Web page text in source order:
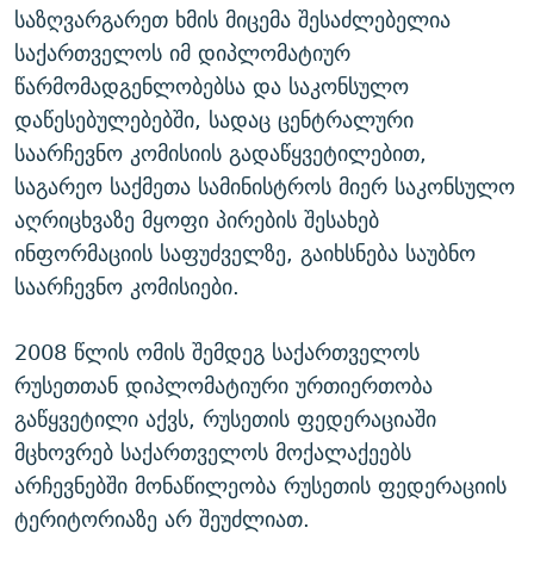
საზღვარგარეთ ხმის მიცემა შესაძლებელია
საქართველოს იმ დიპლომატიურ
წარმომადგენლობებსა და საკონსულო
დაწესებულებებში, სადაც ცენტრალური
საარჩევნო კომისიის გადაწყვეტილებით,
საგარეო საქმეთა სამინისტროს მიერ საკონსულო
აღრიცხვაზე მყოფი პირების შესახებ
ინფორმაციის საფუძველზე, გაიხსნება საუბნო
საარჩევნო კომისიები.
2008 წლის ომის შემდეგ საქართველოს
რუსეთთან დიპლომატიური ურთიერთობა
გაწყვეტილი აქვს, რუსეთის ფედერაციაში
მცხოვრებ საქართველოს მოქალაქეებს
არჩევნებში მონაწილეობა რუსეთის ფედერაციის
ტერიტორიაზე არ შეუძლიათ.